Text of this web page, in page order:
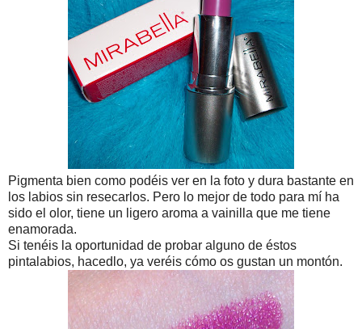
Pigmenta bien como podéis ver en la foto y dura bastante en
los labios sin resecarlos. Pero lo mejor de todo para mí ha
sido el olor, tiene un ligero aroma a vainilla que me tiene
enamorada.
Si tenéis la oportunidad de probar alguno de éstos
pintalabios, hacedlo, ya veréis cómo os gustan un montón.